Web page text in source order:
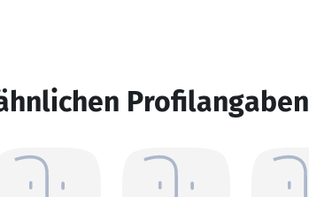
Profilangaben